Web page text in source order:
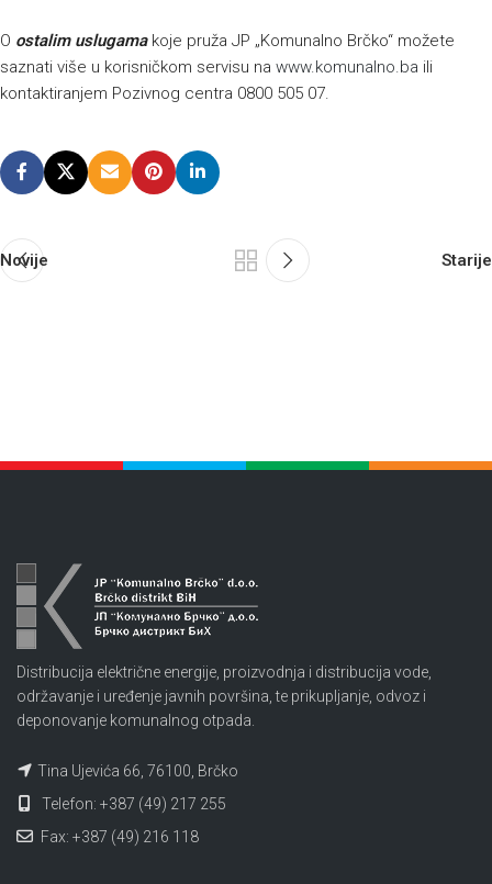
O ostalim uslugamakoje pruža JP „Komunalno Brčko“ možete
saznati više u korisničkom servisu na www.komunalno.ba ili
kontaktiranjem Pozivnog centra 0800 505 07.
Novije Starije
Distribucija električne energije, proizvodnja i distribucija vode,
održavanje i uređenje javnih površina, te prikupljanje, odvoz i
deponovanje komunalnog otpada.
Tina Ujevića 66, 76100, Brčko
Telefon: +387 (49) 217 255
Fax: +387 (49) 216 118